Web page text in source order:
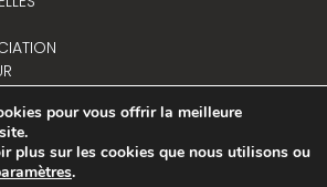
pour vous offrir la meilleure
plus sur les cookies que nous utilisons ou
.